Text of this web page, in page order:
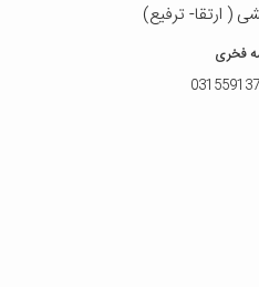
( ارتقا- ترفیع)
فخری